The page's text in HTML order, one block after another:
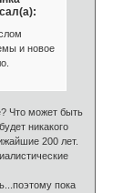
и новое
Что может быть
никакого
200 лет.
пока